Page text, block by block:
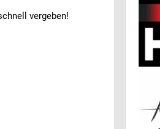
vergeben!